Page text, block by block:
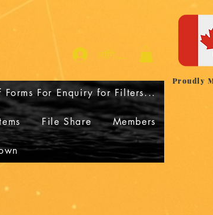
लॉगिन करें
Forms For Enquiry for Filters...
File Share Members
Proudly